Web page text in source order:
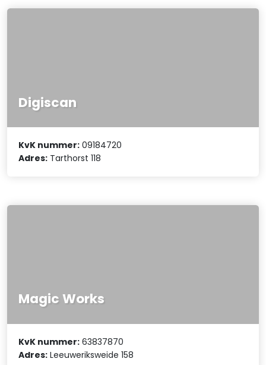
Digiscan
KvK nummer: 09184720
Adres: Tarthorst 118
Magic Works
KvK nummer: 63837870
Adres: Leeuweriksweide 158